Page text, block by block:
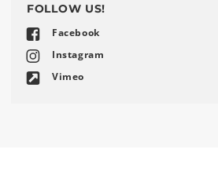
FOLLOW US!
Facebook
Instagram
Vimeo